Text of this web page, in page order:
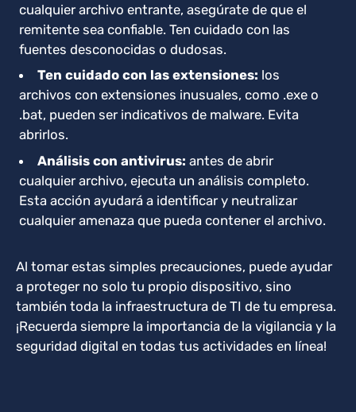
cualquier archivo entrante, asegúrate de que el
remitente sea confiable. Ten cuidado con las
fuentes desconocidas o dudosas.
Ten cuidado con las extensiones: los
archivos con extensiones inusuales, como .exe o
.bat, pueden ser indicativos de malware. Evita
abrirlos.
Análisis con antivirus: antes de abrir
cualquier archivo, ejecuta un análisis completo.
Esta acción ayudará a identificar y neutralizar
cualquier amenaza que pueda contener el archivo.
Al tomar estas simples precauciones, puede ayudar
a proteger no solo tu propio dispositivo, sino
también toda la infraestructura de TI de tu empresa.
¡Recuerda siempre la importancia de la vigilancia y la
seguridad digital en todas tus actividades en línea!